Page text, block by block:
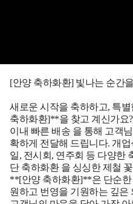
[안양 축하화환] 빛나는 순간
새로운 시작을 축하하고, 특
축하화환]**을 찾고 계신가요
이내 빠른 배송 을 통해 고객
확하게 전달해 드립니다. 개
일, 전시회, 연주회 등 다양한
단 축하화환 을 싱싱한 제철
**[안양 축하화환]**은 단순
원하고 번영을 기원하는 깊은